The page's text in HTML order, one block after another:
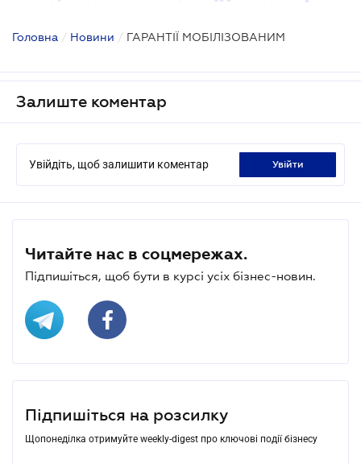
Головна / Новини / ГАРАНТІЇ МОБІЛІЗОВАНИМ
Залиште коментар
Увійдіть, щоб залишити коментар увійти
Читайте нас в соцмережах.
Підпишіться, щоб бути в курсі усіх бізнес-новин.
Підпишіться на розсилку
Щопонеділка отримуйте weekly-digest про ключові події бізнесу